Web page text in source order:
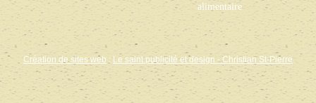
alimentaire
Création de sites web : Le saint publicité et design - Christian St-Pierre